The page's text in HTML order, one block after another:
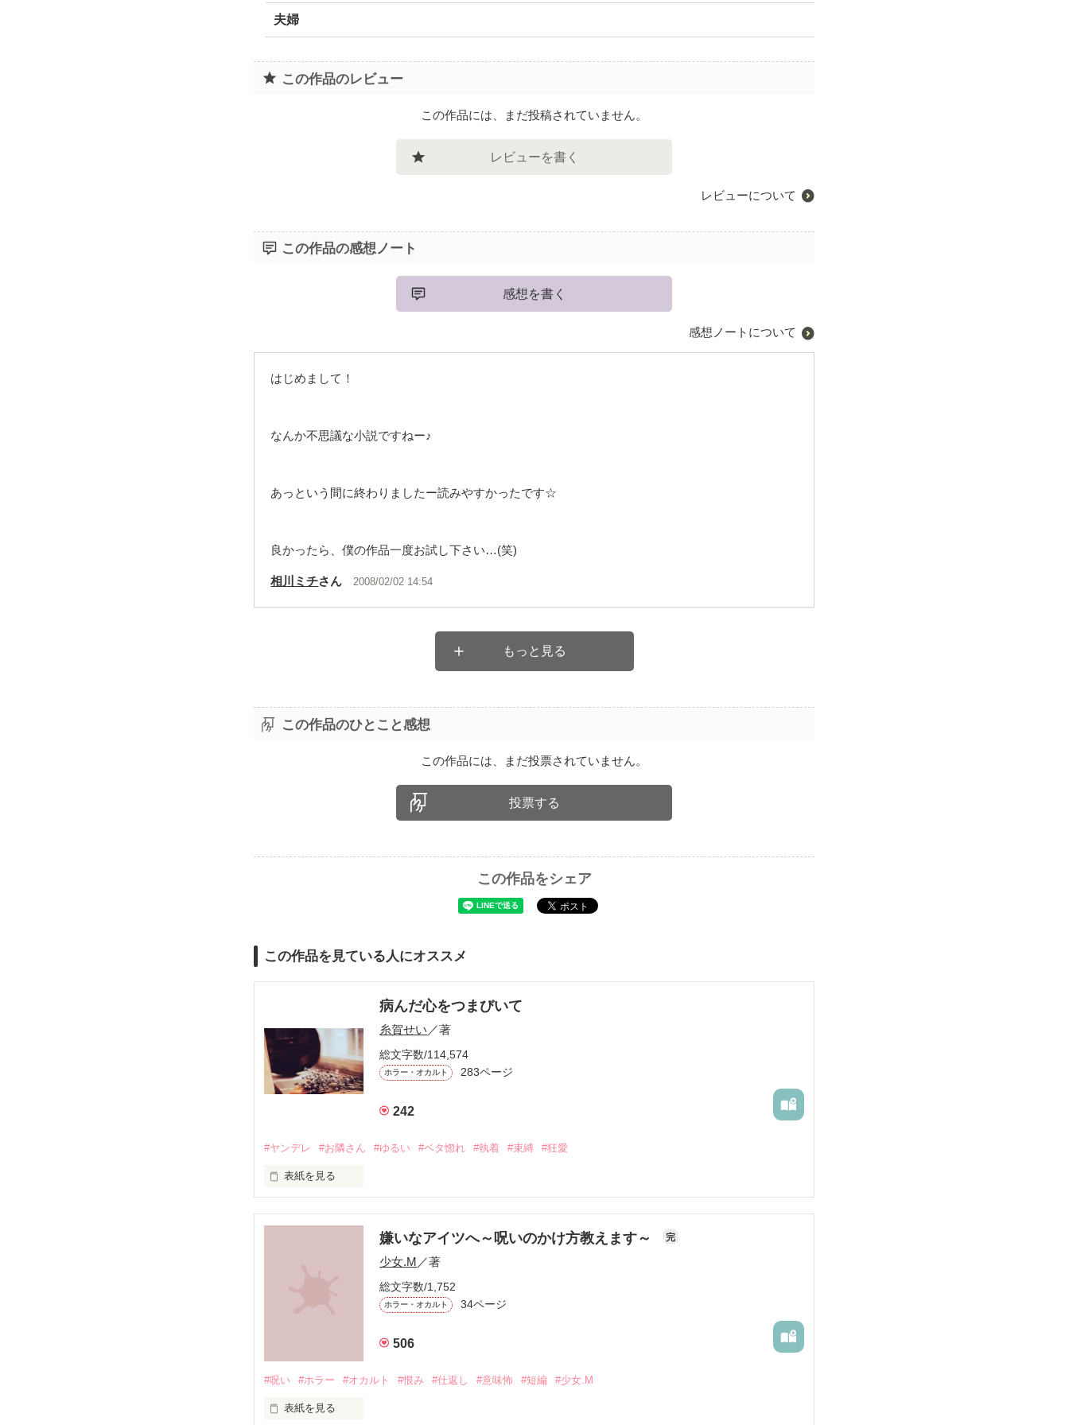
夫婦
この作品のレビュー
この作品には、まだ投稿されていません。
レビューを書く
レビューについて
この作品の感想ノート
感想を書く
感想ノートについて
はじめまして！
なんか不思議な小説ですねー♪
あっという間に終わりましたー読みやすかったです☆
良かったら、僕の作品一度お試し下さい…(笑)
相川ミチさん 2008/02/02 14:54
もっと見る
この作品のひとこと感想
この作品には、まだ投票されていません。
投票する
この作品をシェア
この作品を見ている人にオススメ
病んだ心をつまびいて
糸賀せい ／著
総文字数/114,574
ホラー・オカルト 283ページ
242
#ヤンデレ #お隣さん #ゆるい #ベタ惚れ #執着 #束縛 #狂愛
表紙を見る
そんな告白をしてきたのは
寝てばかりのゆるいお隣さんだった。
嫌いなアイツへ～呪いのかけ方教えます～ 完
少女.M ／著
総文字数/1,752
ホラー・オカルト 34ページ
506
#呪い #ホラー #オカルト #恨み #仕返し #意味怖 #短編 #少女.M
表紙を見る